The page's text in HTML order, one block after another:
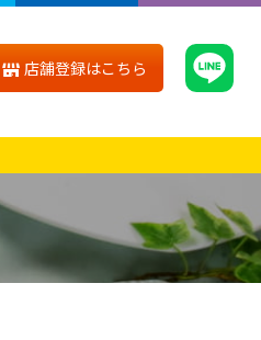
店舗登録はこちら